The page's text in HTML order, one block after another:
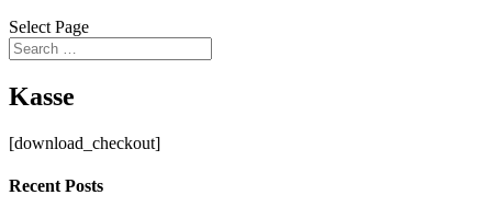
Select Page
Kasse
[download_checkout]
Recent Posts